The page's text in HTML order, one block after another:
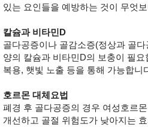
있는 요인들을 예방하는 것이 무엇
칼슘과 비타민D
골다공증이나 골감소증(정상과 골
양의 칼슘과 비타민D의 보충이 필
복용, 햇빛 노출 등을 통해 가능합니
호르몬 대체요법
폐경 후 골다공증의 경우 여성호르
개선하고 골절 위험도가 낮아지는